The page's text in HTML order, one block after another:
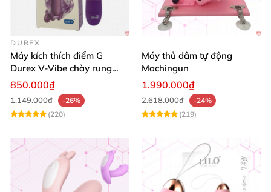
DUREX
Máy kích thích điểm G
Durex V-Vibe chày rung
tinh yêu không dây cao cấp
850.000₫
1.149.000₫
-26%
(220)
Máy thủ dâm tự động
Machingun
1.990.000₫
2.618.000₫
-24%
(219)